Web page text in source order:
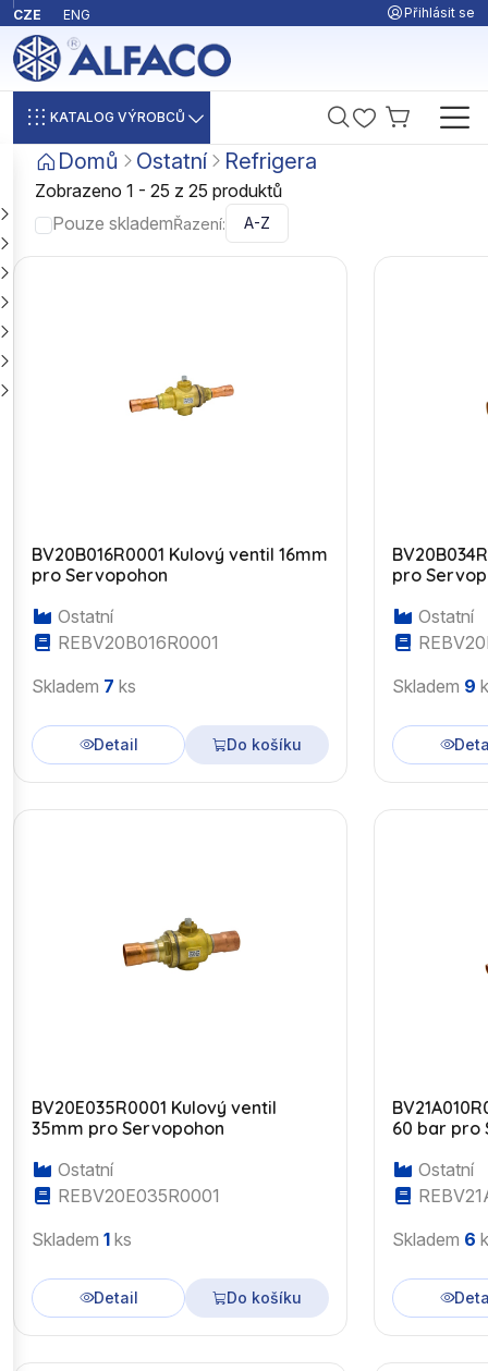
CZE ENG Přihlásit se
KATALOG VÝROBCŮ
Domů Ostatní Refrigera
Zobrazeno 1 - 25 z 25 produktů
Pouze sklademŘazení:
BV20B016R0001 Kulový ventil 16mm
pro Servopohon
Ostatní
REBV20B016R0001
Skladem 7 ks
Detail Do košíku
pro
Ostatní
Skladem 9
BV20E035R0001 Kulový ventil
35mm pro Servopohon
Ostatní
REBV20E035R0001
Skladem 1 ks
Detail Do košíku
60 bar pro
Ostatní
Skladem 6